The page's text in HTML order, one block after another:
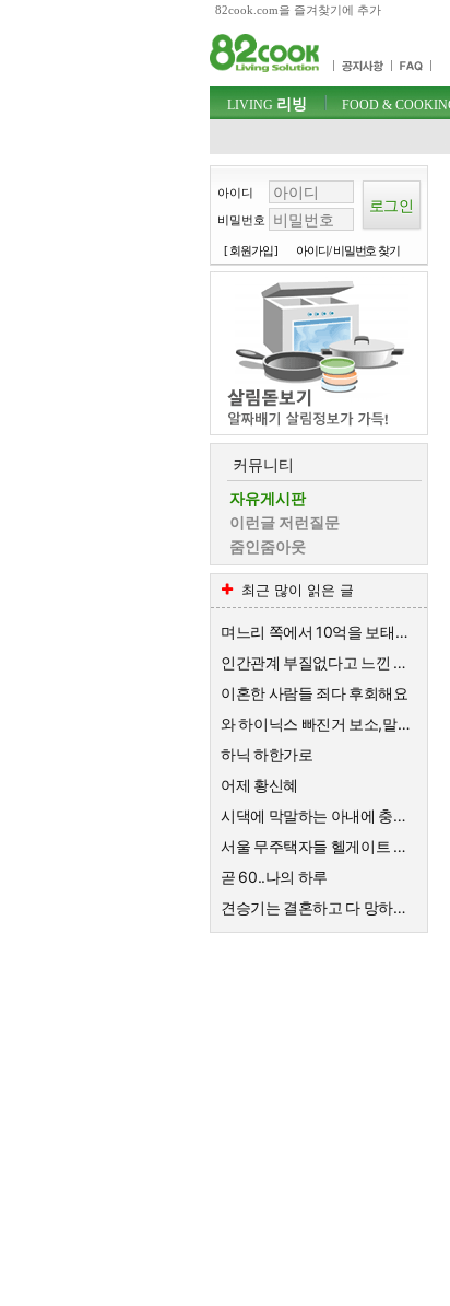
82cook.com을 즐겨찾기에 추가
주메뉴 바로가기
컨텐츠 바로가기
검색 바로가기
로그인 바로가기
주메뉴
LIVING 리빙 FOOD &
아이디
비밀번호
[ 회원가입 ] 아이디/ 비밀번호 찾기
커뮤니티
자유게시판
이런글 저런질문
줌인줌아웃
최근 많이 읽은 글
며느리 쪽에서 10억을 보태준대요.
인간관계 부질없다고 느낀 순간
이혼한 사람들 죄다 후회해요
와 하이닉스 빠진거 보소,말이 안나옴
하닉 하한가로
어제 황신혜
시댁에 막말하는 아내에 충격받은 스튜디오
서울 무주택자들 헬게이트 열리네요
곧 60..나의 하루
견승기는 결혼하고 다 망하네요